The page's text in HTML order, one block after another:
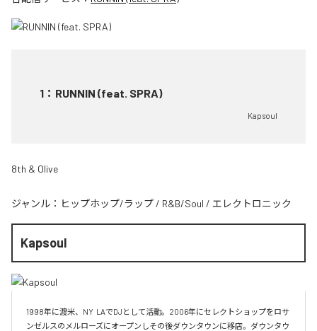
1 ： RUNNIN (feat. SPRA)
Kapsoul
8th & Olive
ジャンル： ヒップホップ/ラップ / R&B/Soul / エレクトロニック
Kapsoul
1998年に渡米、NY  LAでDJとして活動。2006年にセレクトショップをロサ
ンゼルスのメルローズにオープンしその後ダウンタウンに移店。ダウンタウ